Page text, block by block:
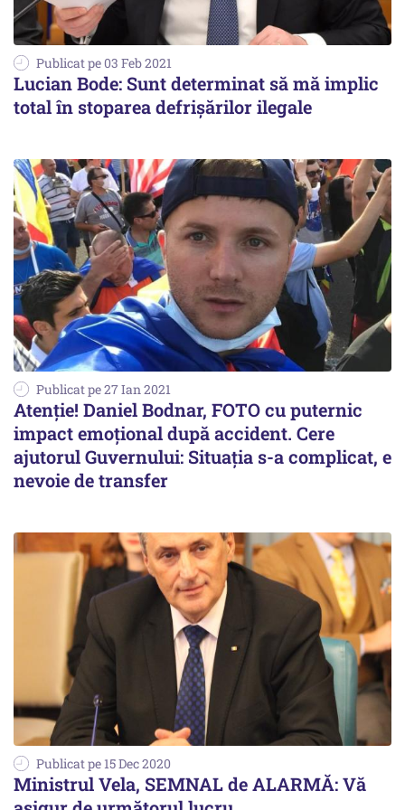
Publicat pe 03 Feb 2021
Lucian Bode: Sunt determinat să mă implic
total în stoparea defrișărilor ilegale
Publicat pe 27 Ian 2021
Atenție! Daniel Bodnar, FOTO cu puternic
impact emoțional după accident. Cere
ajutorul Guvernului: Situația s-a complicat, e
nevoie de transfer
Publicat pe 15 Dec 2020
Ministrul Vela, SEMNAL de ALARMĂ: Vă